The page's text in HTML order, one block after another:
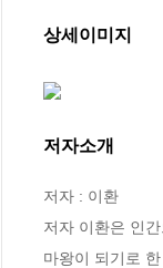
상세이미지
저자소개
저자 : 이환
저자 이환은 인
마왕이 되기로